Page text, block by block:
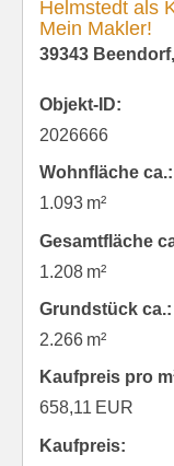
Helmstedt als
Mein Makler!
39343
Objekt-ID:
2026666
Wohnfläche ca.:
1.093 m²
Gesamtfläche
1.208 m²
Grund­stück ca.:
2.266 m²
Kaufpreis pro
658,11 EUR
Kaufpreis: